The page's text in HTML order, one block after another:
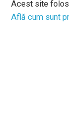
Acest site
Află cum sunt